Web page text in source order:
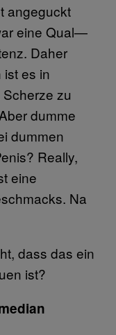
angeguckt
eine Qual—
Daher
ist es in
zu
dumme
dummen
Really,
eine
Na
dass das ein
ist?